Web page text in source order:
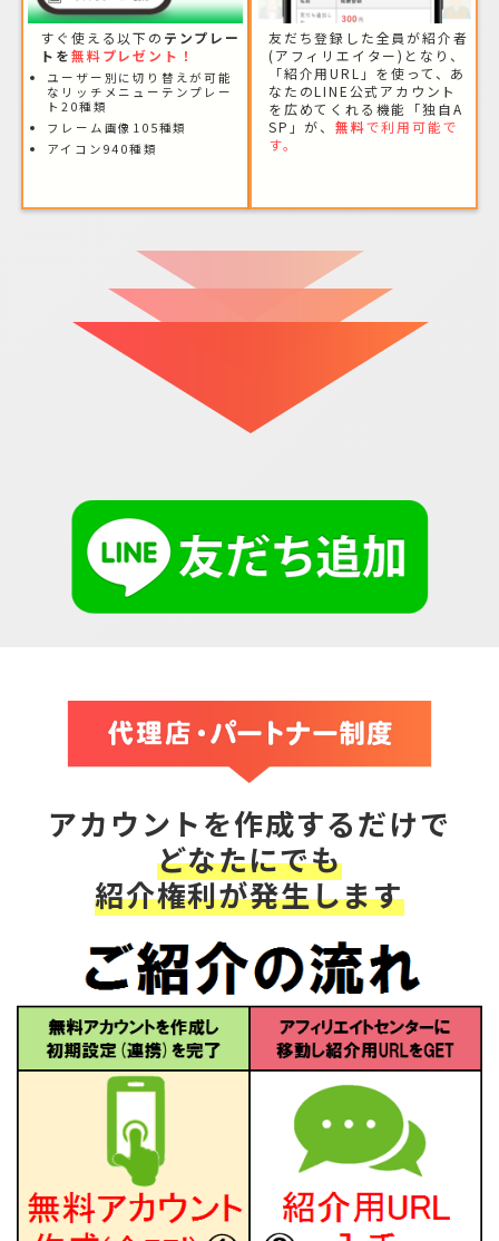
すぐ使える以下の テンプレー
トを無料プレゼント！
ユーザー別に切り替えが可能
なリッチメニューテンプレー
ト20種類
フレーム画像105種類
アイコン940種類
友だち登録した全員が紹介者
(アフィリエイター)となり、
「紹介用URL」を使って、あ
なたのLINE公式アカウント
を広めてくれる機能「独自A
SP」が、 無料で利用可能で
す。
アカウントを作成するだけで
どなたにでも
紹介権利が発生します